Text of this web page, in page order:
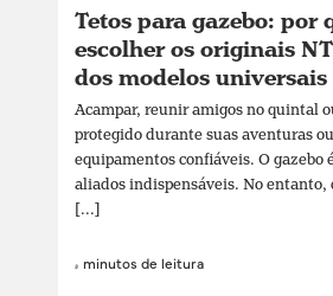
Tetos para gazebo: por
escolher os originais
dos modelos universais
Acampar, reunir amigos no quintal
protegido durante suas aventuras
equipamentos confiáveis. O gazebo
aliados indispensáveis. No entanto,
[...]
4 minutos de leitura